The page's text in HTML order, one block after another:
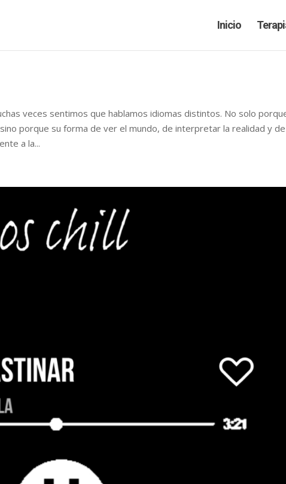
Inicio
veces sentimos que hablamos idiomas distintos. No solo
porque su forma de ver el mundo, de interpretar la realidad y de
a la...